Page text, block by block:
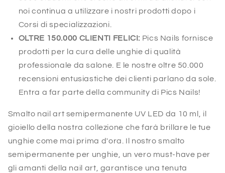
noi continua a utilizzare i nostri prodotti dopo i
Corsi di specializzazioni.
OLTRE 150.000 CLIENTI FELICI: Pics Nails fornisce
prodotti per la cura delle unghie di qualità
professionale da salone. E le nostre oltre 50.000
recensioni entusiastiche dei clienti parlano da sole.
Entra a far parte della community di Pics Nails!
Smalto nail art semipermanente UV LED da 10 ml, il
gioiello della nostra collezione che farà brillare le tue
unghie come mai prima d'ora. Il nostro smalto
semipermanente per unghie, un vero must-have per
gli amanti della nail art, garantisce una tenuta